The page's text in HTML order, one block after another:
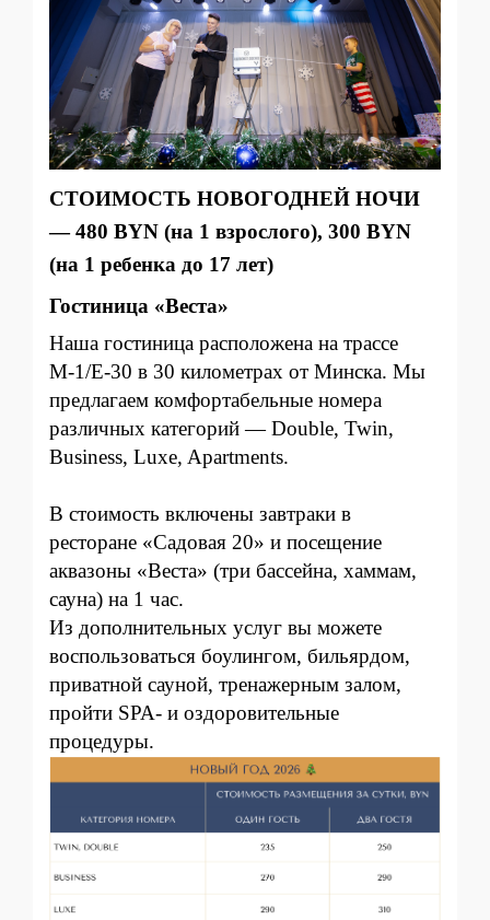
СТОИМОСТЬ НОВОГОДНЕЙ НОЧИ
— 480 BYN (на 1 взрослого), 300 BYN
(на 1 ребенка до 17 лет)
Гостиница «Веста»
Наша гостиница расположена на трассе
М-1/Е-30 в 30 километрах от Минска. Мы
предлагаем комфортабельные номера
различных категорий — Double, Twin,
Business, Luxe, Apartments.
В стоимость включены завтраки в
ресторане «Садовая 20» и посещение
аквазоны «Веста» (три бассейна, хаммам,
сауна) на 1 час.
Из дополнительных услуг вы можете
воспользоваться боулингом, бильярдом,
приватной сауной, тренажерным залом,
пройти SPA- и оздоровительные
процедуры.